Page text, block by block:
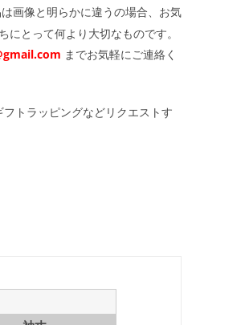
画像と明らかに違うの場合、お気
とって何より大切なものです。
までお気軽にご連絡く
トラッピングなどリクエストす